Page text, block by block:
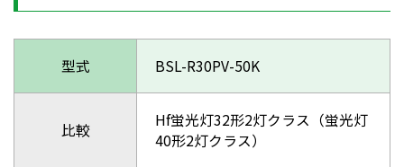
型式 BSL-R30PV-50K
比較
Hf蛍光灯32形2灯クラス（蛍光灯
40形2灯クラス）